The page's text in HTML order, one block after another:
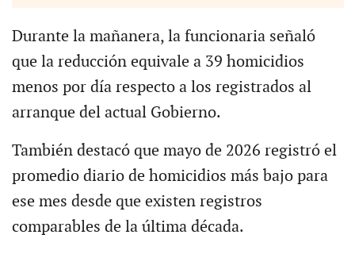
Durante la mañanera, la funcionaria señaló
que la reducción equivale a 39 homicidios
menos por día respecto a los registrados al
arranque del actual Gobierno.
También destacó que mayo de 2026 registró el
promedio diario de homicidios más bajo para
ese mes desde que existen registros
comparables de la última década.